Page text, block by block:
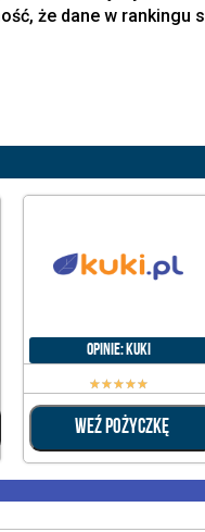
że dane w rankingu
Opinie: Kuki
☆☆☆☆☆
WEŹ POŻYCZKĘ